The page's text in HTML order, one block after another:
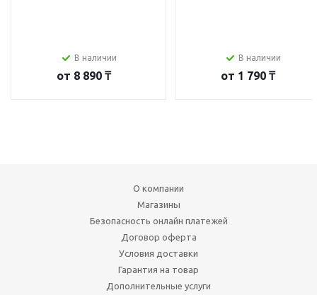
В наличии
от 8 890 ₸
В наличии
от 1 790 ₸
О компании
Магазины
Безопасность онлайн платежей
Договор оферта
Условия доставки
Гарантия на товар
Дополнительные услуги